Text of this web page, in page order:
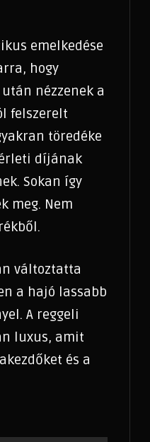
emelkedése
hogy
nézzenek a
felszerelt
töredéke
díjának
Sokan így
meg. Nem
változtatta
a hajó lassabb
A reggeli
luxus, amit
és a